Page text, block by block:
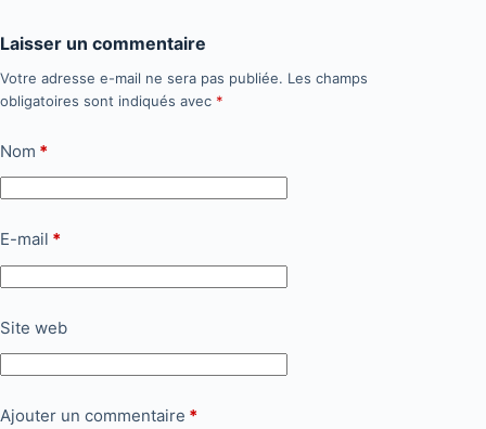
Laisser un commentaire
Votre adresse e-mail ne sera pas publiée. Les champs
obligatoires sont indiqués avec *
Nom *
E-mail *
Site web
Ajouter un commentaire *